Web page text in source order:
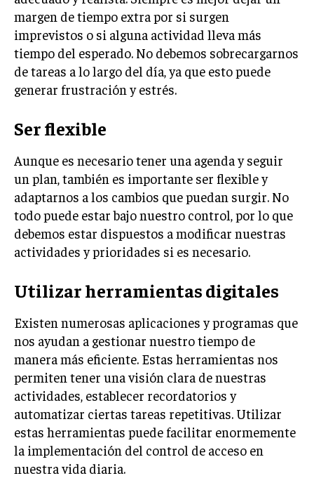
margen de tiempo extra por si surgen
imprevistos o si alguna actividad lleva más
tiempo del esperado. No debemos sobrecargarnos
de tareas a lo largo del día, ya que esto puede
generar frustración y estrés.
Ser flexible
Aunque es necesario tener una agenda y seguir
un plan, también es importante ser flexible y
adaptarnos a los cambios que puedan surgir. No
todo puede estar bajo nuestro control, por lo que
debemos estar dispuestos a modificar nuestras
actividades y prioridades si es necesario.
Utilizar herramientas digitales
Existen numerosas aplicaciones y programas que
nos ayudan a gestionar nuestro tiempo de
manera más eficiente. Estas herramientas nos
permiten tener una visión clara de nuestras
actividades, establecer recordatorios y
automatizar ciertas tareas repetitivas. Utilizar
estas herramientas puede facilitar enormemente
la implementación del control de acceso en
nuestra vida diaria.